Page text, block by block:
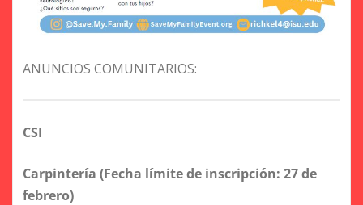
ANUNCIOS COMUNITARIOS:
CSI
Carpintería (Fecha límite de inscripción: 27 de
febrero)